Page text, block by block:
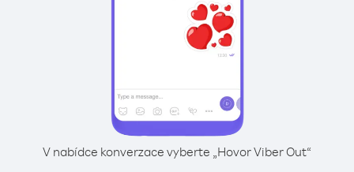
V nabídce konverzace vyberte „Hovor Viber Out“